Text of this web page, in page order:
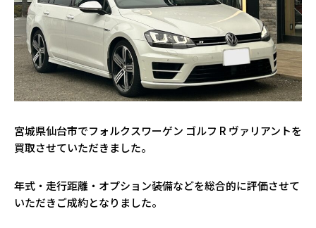
宮城県仙台市でフォルクスワーゲン ゴルフ R ヴァリアントを
買取させていただきました。
年式・走行距離・オプション装備などを総合的に評価させて
いただきご成約となりました。